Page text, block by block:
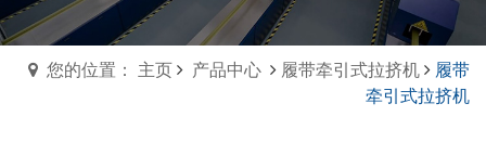
您的位置： 主页 产品中心 履带牵引式拉挤机
履带
牵引式拉挤机